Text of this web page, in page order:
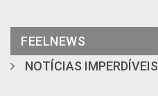
FEELNEWS
NOTÍCIAS IMPERDÍVEIS